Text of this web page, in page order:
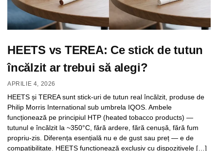
HEETS vs TEREA: Ce stick de tutun
încălzit ar trebui să alegi?
APRILIE 4, 2026
HEETS și TEREA sunt stick-uri de tutun real încălzit, produse de
Philip Morris International sub umbrela IQOS. Ambele
funcționează pe principiul HTP (heated tobacco products) —
tutunul e încălzit la ~350°C, fără ardere, fără cenușă, fără fum
propriu-zis. Diferența esențială nu e de gust sau preț — e de
compatibilitate. HEETS funcționează exclusiv cu dispozitivele […]